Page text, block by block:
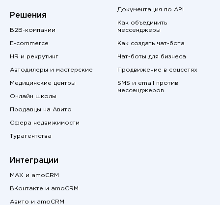
Решения
B2B-компании
E-commerce
HR и рекрутинг
Автодилеры и мастерские
Медицинские центры
Онлайн школы
Продавцы на Авито
Сфера недвижимости
Турагентства
Интеграции
MAX и amoCRM
ВКонтакте и amoCRM
Авито и amoCRM
Документация по API
Как объединить
мессенджеры
Как создать чат-бота
Чат-боты для бизнеса
Продвижение в соцсетях
SMS и email против
мессенджеров